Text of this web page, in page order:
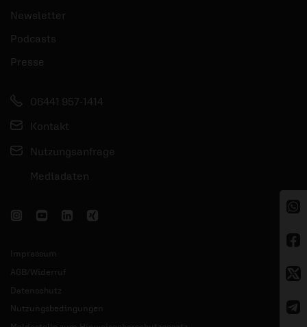
Newsletter
Podcasts
Presse
06441 957-1414
Kontakt
Nutzungsanfrage
Mediadaten
Impressum
AGB/Widerruf
Datenschutz
Nutzungsbedingungen